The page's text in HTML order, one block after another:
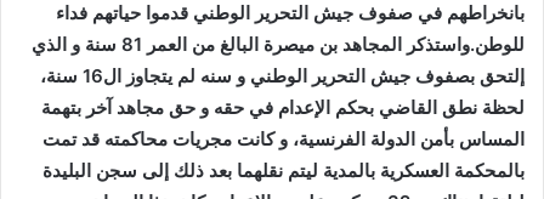
بانخراطهم في صفوف جيش التحرير الوطني قدموا حياتهم فداء
للوطن.واستذكر المجاهد بن ميصرة البالغ من العمر 81 سنة و الذي
إلتحق بصفوف جيش التحرير الوطني و سنه لم يتجاوز ال16 سنة،
لحظة نطق القاضي بحكم الإعدام في حقه و حق مجاهد آخر بتهمة
المساس بأمن الدولة الفرنسية، و كانت مجريات محاكمته قد تمت
بالمحكمة العسكرية بالمدية ليتم نقلهما بعد ذلك إلى سجن البليدة